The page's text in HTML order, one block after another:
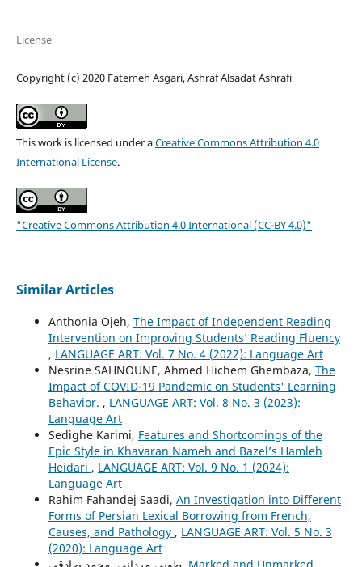
License
Copyright (c) 2020 Fatemeh Asgari, Ashraf Alsadat Ashrafi
This work is licensed under aCreative Commons Attribution 4.0
International License.
"Creative Commons Attribution 4.0 International (CC-BY 4.0)"
Similar Articles
Anthonia Ojeh, The Impact of Independent Reading
Intervention on Improving Students’ Reading Fluency
, LANGUAGE ART: Vol. 7 No. 4 (2022): Language Art
Nesrine SAHNOUNE, Ahmed Hichem Ghembaza, The
Impact of COVID-19 Pandemic on Students' Learning
Behavior. , LANGUAGE ART: Vol. 8 No. 3 (2023):
Language Art
Sedighe Karimi, Features and Shortcomings of the
Epic Style in Khavaran Nameh and Bazel’s Hamleh
Heidari , LANGUAGE ART: Vol. 9 No. 1 (2024):
Language Art
Rahim Fahandej Saadi, An Investigation into Different
Forms of Persian Lexical Borrowing from French,
Causes, and Pathology , LANGUAGE ART: Vol. 5 No. 3
(2020): Language Art